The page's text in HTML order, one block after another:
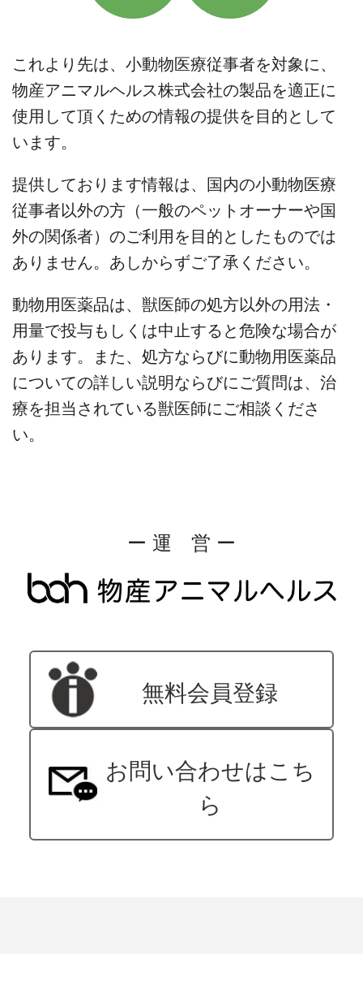
これより先は、小動物医療従事者を対象に、
物産アニマルヘルス株式会社の製品を適正に
使用して頂くための情報の提供を目的として
います。
提供しております情報は、国内の小動物医療
従事者以外の方（一般のペットオーナーや国
外の関係者）のご利用を目的としたものでは
ありません。あしからずご了承ください。
動物用医薬品は、獣医師の処方以外の用法・
用量で投与もしくは中止すると危険な場合が
あります。また、処方ならびに動物用医薬品
についての詳しい説明ならびにご質問は、治
療を担当されている獣医師にご相談くださ
い。
ー 運 営 ー
無料会員登録
お問い合わせはこち
ら